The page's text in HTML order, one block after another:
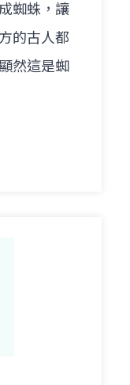
蜘蛛，讓
的古人都
然這是蜘